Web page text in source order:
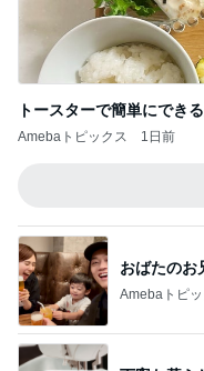
トースターで簡単にでき
Amebaトピックス 1日前
おばたのお
Amebaトピッ